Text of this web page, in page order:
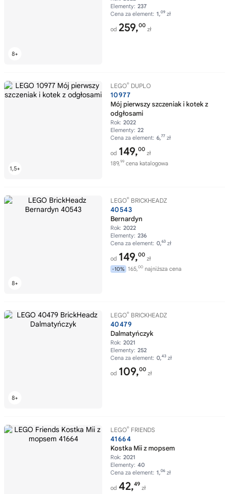
Elementy: 237
Cena za element: 1,09 zł
od 259,00
zł
LEGO® DUPLO
10977
Mój pierwszy szczeniak i kotek z
odgłosami
Rok: 2022
Elementy: 22
Cena za element: 6,77 zł
od 149,00
zł
189,99 cena katalogowa
LEGO® BRICKHEADZ
40543
Bernardyn
Rok: 2022
Elementy: 236
Cena za element: 0,63 zł
od 149,00
zł
-10% 165,00 najniższa cena
LEGO® BRICKHEADZ
40479
Dalmatyńczyk
Rok: 2021
Elementy: 252
Cena za element: 0,43 zł
od 109,00
zł
LEGO® FRIENDS
41664
Kostka Mii z mopsem
Rok: 2021
Elementy: 40
Cena za element: 1,06 zł
od 42,49
zł